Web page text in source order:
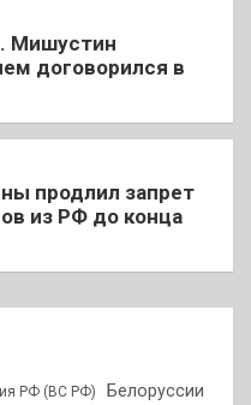
Мишустин
договорился в
продлил запрет
из РФ до конца
РФ (ВС РФ) Белоруссии